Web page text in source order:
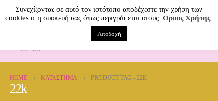
HOME ΚΑΤΆΣΤΗΜΑ PRODUCT TAG - 22K
22k
Συνεχίζοντας σε αυτό τον ιστότοπο αποδέχεστε την χρήση των
cookies στη συσκευή σας όπως περιγράφεται στους Όρους Χρήσης
Αποδοχή